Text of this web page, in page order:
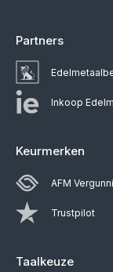
Partners
Inkoop
Keurmerken
AFM
Trustpilot
Taalkeuze